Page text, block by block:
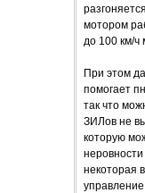
мотором
до 100 км/ч
При этом
помогает
так что
ЗИЛов не
которую
некоторая